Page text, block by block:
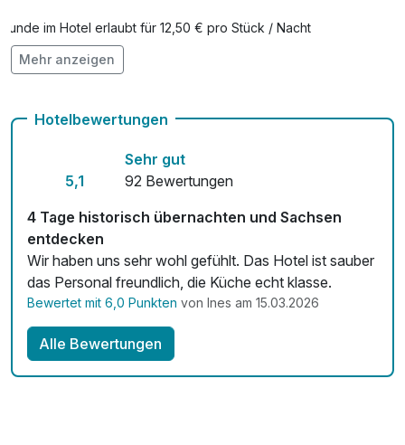
Hunde im Hotel erlaubt für 12,50 € pro Stück / Nacht
Auch vegetarische Speisen
Mit Hotelbar
Mehr anzeigen
Hotelbewertungen
5,1
Sehr gut
92 Bewertungen
4 Tage historisch übernachten und Sachsen
entdecken
Wir haben uns sehr wohl gefühlt. Das Hotel ist sauber
das Personal freundlich, die Küche echt klasse.
Bewertet mit 6,0 Punkten von Ines am 15.03.2026
Alle Bewertungen